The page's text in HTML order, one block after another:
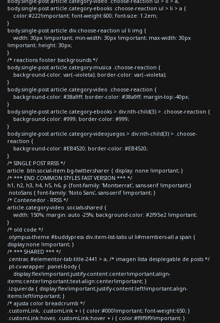
body.single-post article.category-ebooks .choose-reaction ul > li > a {
color:#222!important; font-weight:600; font-size: 1.2em;
}
body.single-post article div.choose-reaction ul li img {
width: 30px !important; min-width: 30px !important; max-width: 30px
!important; height: 30px;
}
/* reactions footer backgrounds */
body.single-post article.category-musica .choose-reaction {
background-color: var(--violeta); border-color: var(--violeta);
}
body.single-post article.category-video .choose-reaction {
background-color: #38a9ff; border-color: #38a9ff; margin-top:-40px;
}
body.single-post article.category-ebooks > div:nth-child(3) > .choose-reaction {
background-color: #999; border-color: #999;
}
body.single-post article.category-videojuegos > div:nth-child(3) > .choose-
reaction {
background-color: #EB4520; border-color: #EB4520;
}
/* SINGLE POST RRSS */
article .btn.social-item.bg-twitter.sharer { display: none !important; }
/* *** END COMMON STYLES FAST VERSION *** */
h1, h2, h3, h4, h5, h6, p {font-family: 'Montserrat', sans-serif !important;}
.notoSans { font-family: 'Noto Sans', sans-serif !important; }
/* Contenedor - RRSS */
article.category-video .socials-shared {
width: 150%; margin: auto -25%; background-color: #2f95e2 !important;
}
/* old code */
.olympus-theme #buddypress div.item-list-tabs ul li#members-all a span {
display:none !important; }
/* *** SHARED *** */
.centrar, #elementor-tab-title-2441 > a, /* imagen lista desplegable de posts */
.pt-cv-wrapper .panel-body {
display:flex!important;justify-content:center!important;align-
items:center!important;text-align:center!important; }
.izquierda { display:flex!important;justify-content:left!important;align-
items:left!important; }
/* ajusta color breadcrumb */
.customLink, .customLink + i { color:#000!important; font-weight:650; }
.customLink:hover, .customLink:hover + i { color:#f9f9f9!important; }